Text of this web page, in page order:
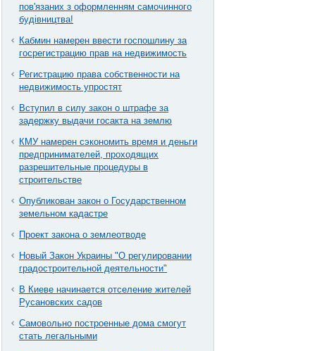
пов'язаних з оформленням самочинного
будівництва!
Кабмин намерен ввести госпошлину за
госрегистрацию прав на недвижимость
Регистрацию права собственности на
недвижимость упростят
Вступил в силу закон о штрафе за
задержку выдачи госакта на землю
КМУ намерен сэкономить время и деньги
предпринимателей, проходящих
разрешительные процедуры в
строительстве
Опубликован закон о Государственном
земельном кадастре
Проект закона о землеотводе
Новый Закон Украины "О регулировании
градостроительной деятельности"
В Киеве начинается отселение жителей
Русановских садов
Самовольно построенные дома смогут
стать легальными